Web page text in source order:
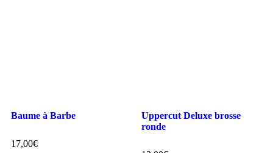
Baume à Barbe
17,00€
Uppercut Deluxe brosse
ronde